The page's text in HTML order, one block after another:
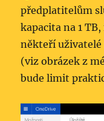
předplatitelům
kapacita na 1
někteří uživatelé
(viz obrázek z
bude limit